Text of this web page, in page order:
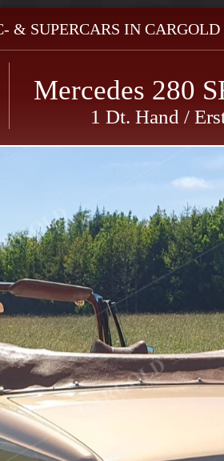
& SUPERCARS IN
Mercedes 280
1 Dt. Hand /